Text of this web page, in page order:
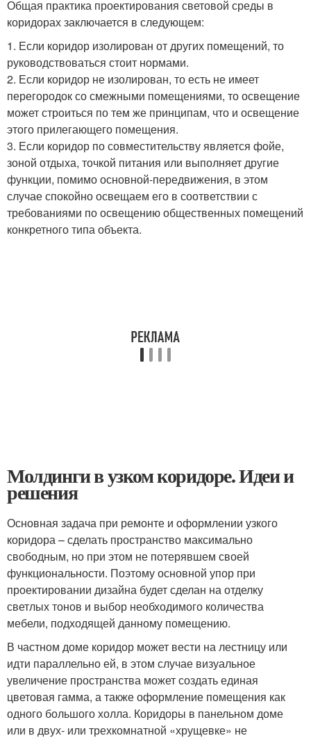
Общая практика проектирования световой среды в
коридорах заключается в следующем:
1. Если коридор изолирован от других помещений, то
руководствоваться стоит нормами.
2. Если коридор не изолирован, то есть не имеет
перегородок со смежными помещениями, то освещение
может строиться по тем же принципам, что и освещение
этого прилегающего помещения.
3. Если коридор по совместительству является фойе,
зоной отдыха, точкой питания или выполняет другие
функции, помимо основной-передвижения, в этом
случае спокойно освещаем его в соответствии с
требованиями по освещению общественных помещений
конкретного типа объекта.
Молдинги в узком коридоре. Идеи и
решения
Основная задача при ремонте и оформлении узкого
коридора – сделать пространство максимально
свободным, но при этом не потерявшем своей
функциональности. Поэтому основной упор при
проектировании дизайна будет сделан на отделку
светлых тонов и выбор необходимого количества
мебели, подходящей данному помещению.
В частном доме коридор может вести на лестницу или
идти параллельно ей, в этом случае визуальное
увеличение пространства может создать единая
цветовая гамма, а также оформление помещения как
одного большого холла. Коридоры в панельном доме
или в двух- или трехкомнатной «хрущевке» не